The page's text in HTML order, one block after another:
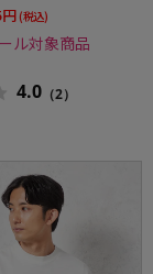
(税込)
ル対象商品
4.0 （2）